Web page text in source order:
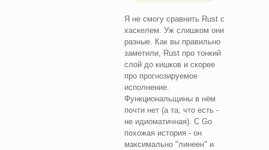
Я не смогу сравнить Rust с
хаскелем. Уж слишком они
разные. Как вы правильно
заметили, Rust про тонкий
слой до кишков и скорее
про прогнозируемое
исполнение.
Функциональщины в нём
почти нет (а та, что есть -
не идиоматичная). С Go
похожая история - он
максимально "линеен" и